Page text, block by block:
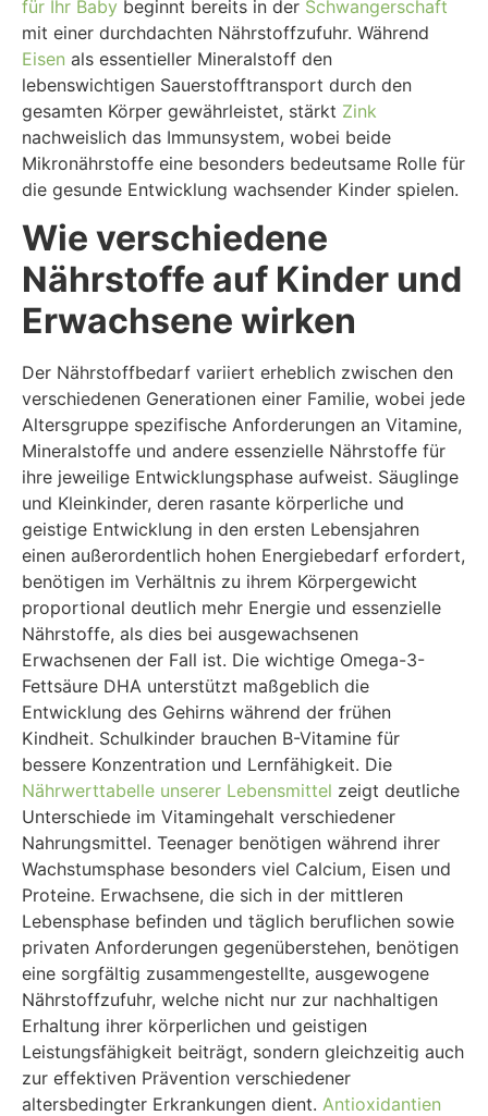
für Ihr Baby beginnt bereits in der Schwangerschaft
mit einer durchdachten Nährstoffzufuhr. Während
Eisen als essentieller Mineralstoff den
lebenswichtigen Sauerstofftransport durch den
gesamten Körper gewährleistet, stärkt Zink
nachweislich das Immunsystem, wobei beide
Mikronährstoffe eine besonders bedeutsame Rolle für
die gesunde Entwicklung wachsender Kinder spielen.
Wie verschiedene
Nährstoffe auf Kinder und
Erwachsene wirken
Der Nährstoffbedarf variiert erheblich zwischen den
verschiedenen Generationen einer Familie, wobei jede
Altersgruppe spezifische Anforderungen an Vitamine,
Mineralstoffe und andere essenzielle Nährstoffe für
ihre jeweilige Entwicklungsphase aufweist. Säuglinge
und Kleinkinder, deren rasante körperliche und
geistige Entwicklung in den ersten Lebensjahren
einen außerordentlich hohen Energiebedarf erfordert,
benötigen im Verhältnis zu ihrem Körpergewicht
proportional deutlich mehr Energie und essenzielle
Nährstoffe, als dies bei ausgewachsenen
Erwachsenen der Fall ist. Die wichtige Omega-3-
Fettsäure DHA unterstützt maßgeblich die
Entwicklung des Gehirns während der frühen
Kindheit. Schulkinder brauchen B-Vitamine für
bessere Konzentration und Lernfähigkeit. Die
Nährwerttabelle unserer Lebensmittel zeigt deutliche
Unterschiede im Vitamingehalt verschiedener
Nahrungsmittel. Teenager benötigen während ihrer
Wachstumsphase besonders viel Calcium, Eisen und
Proteine. Erwachsene, die sich in der mittleren
Lebensphase befinden und täglich beruflichen sowie
privaten Anforderungen gegenüberstehen, benötigen
eine sorgfältig zusammengestellte, ausgewogene
Nährstoffzufuhr, welche nicht nur zur nachhaltigen
Erhaltung ihrer körperlichen und geistigen
Leistungsfähigkeit beiträgt, sondern gleichzeitig auch
zur effektiven Prävention verschiedener
altersbedingter Erkrankungen dient. Antioxidantien